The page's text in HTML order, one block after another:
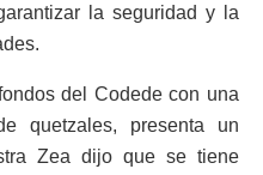
la seguridad y la
del Codede con una
quetzales, presenta un
Zea dijo que se tiene